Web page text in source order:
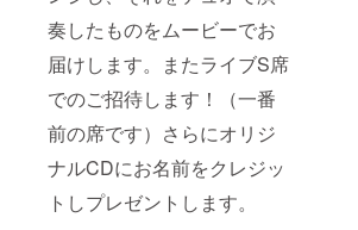
奏したものをムービーでお
届けします。またライブS席
でのご招待します！（一番
前の席です）さらにオリジ
ナルCDにお名前をクレジッ
トしプレゼントします。